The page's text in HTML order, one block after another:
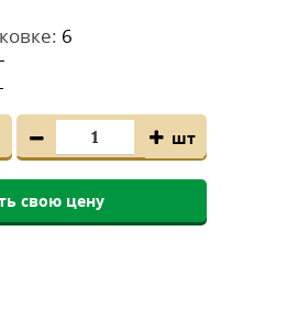
6
шт
свою цену